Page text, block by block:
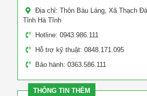
Địa chỉ: Thôn Bàu Láng, Xã Thạch
Tỉnh Hà Tĩnh
Hotline: 0943.986.111
Hỗ trợ kỹ thuật: 0848.171.095
Bảo hành: 0363.586.111
THÔNG TIN THÊM